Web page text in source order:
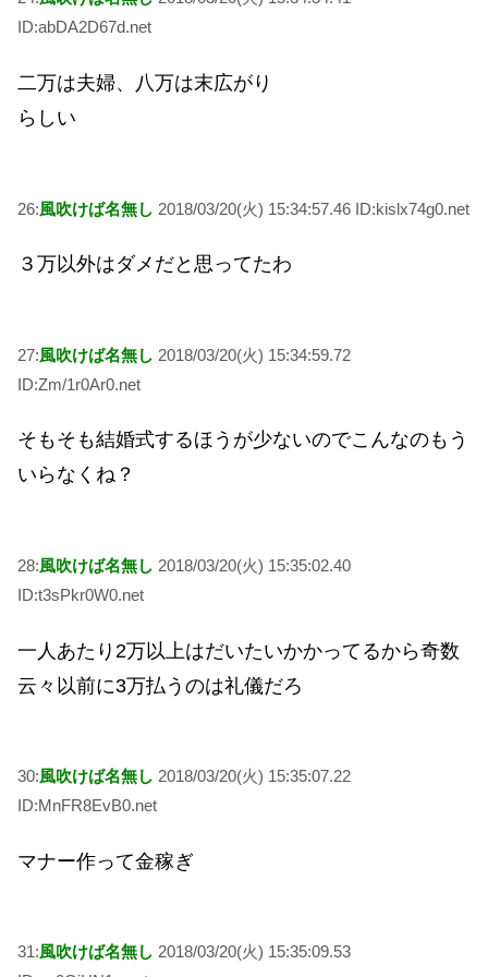
ID:abDA2D67d.net
二万は夫婦、八万は末広がり
らしい
26:風吹けば名無し 2018/03/20(火) 15:34:57.46 ID:kislx74g0.net
３万以外はダメだと思ってたわ
27:風吹けば名無し 2018/03/20(火) 15:34:59.72
ID:Zm/1r0Ar0.net
そもそも結婚式するほうが少ないのでこんなのもう
いらなくね？
28:風吹けば名無し 2018/03/20(火) 15:35:02.40
ID:t3sPkr0W0.net
一人あたり2万以上はだいたいかかってるから奇数
云々以前に3万払うのは礼儀だろ
30:風吹けば名無し 2018/03/20(火) 15:35:07.22
ID:MnFR8EvB0.net
マナー作って金稼ぎ
31:風吹けば名無し 2018/03/20(火) 15:35:09.53